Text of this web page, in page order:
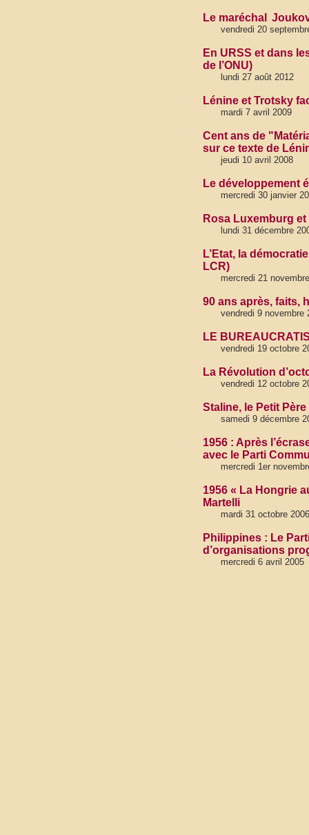
Le maréchal
vendredi 20
En URSS et dans
de l’ONU)
lundi 27 août 2012
Lénine et Trotsky
mardi 7 avril 2009
Cent ans de
sur ce texte de
jeudi 10 avril 2008
Le développement
mercredi 30 janvier
Rosa Luxemburg
lundi 31 décembre
L’Etat, la
LCR)
mercredi 21
90 ans après, faits,
vendredi 9 novembre
LE
vendredi 19 octobre
La Révolution
vendredi 12 octobre
Staline, le Petit
samedi 9 décembre
1956 : Après
avec le Parti
mercredi 1er
1956 « La Hongrie
Martelli
mardi 31 octobre 2006
Philippines : Le
d’organisations
mercredi 6 avril 2005